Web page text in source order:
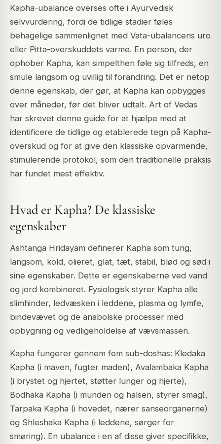
Kapha-ubalance overses ofte i Ayurvedisk
selvvurdering, fordi de tidlige stadier føles
behagelige sammenlignet med Vata-ubalancens uro
eller Pitta-overskuddets varme. En person, der
ophober Kapha, kan simpelthen føle sig tilfreds, en
smule langsom og uvillig til forandring. Det er netop
denne egenskab, der gør, at Kapha kan opbygges
over måneder, før det bliver udtalt. Art of Vedas
har skrevet denne guide for at hjælpe med at
identificere de tidlige og etablerede tegn på Kapha-
overskud og for at give den klassiske opvarmende,
stimulerende protokol, som den traditionelle praksis
har fundet mest effektiv.
Hvad er Kapha? De klassiske
egenskaber
Ashtanga Hridayam definerer Kapha som tung,
langsom, kold, olieret, glat, tæt, stabil, blød og sød i
sine egenskaber. Dette er egenskaberne ved vand
og jord kombineret. Fysiologisk styrer Kapha alle
slimhinder, ledvæsken i leddene, plasma og lymfe,
bindevævet og de anabolske processer med
opbygning og vedligeholdelse af vævsmassen.
Kapha fungerer gennem fem sub-doshas: Kledaka
Kapha (i maven, fugter maden), Avalambaka Kapha
(i brystet og hjertet, støtter lunger og hjerte),
Bodhaka Kapha (i munden og halsen, styrer smag),
Tarpaka Kapha (i hovedet, nærer sanseorganerne)
og Shleshaka Kapha (i leddene, sørger for
smøring). En ubalance i en af disse giver specifikke,